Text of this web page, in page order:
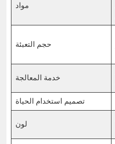
مواد
حجم التعبئة
خدمة المعالجة
تصميم استخدام الحياة
لون